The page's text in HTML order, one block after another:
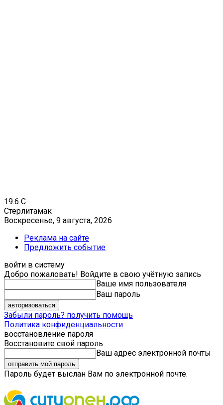
19.6 C
Стерлитамак
Воскресенье, 9 августа, 2026
Реклама на сайте
Предложить событие
войти в систему
Добро пожаловать! Войдите в свою учётную запись
Ваше имя пользователя
Ваш пароль
Забыли пароль? получить помощь
Политика конфиденциальности
восстановление пароля
Восстановите свой пароль
Ваш адрес электронной почты
Пароль будет выслан Вам по электронной почте.